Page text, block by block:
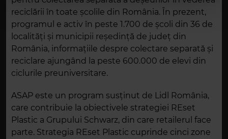
reciclării în toate școlile din România. În prezent,
programul e activ în peste 1.700 de școli din 36 de
localități și municipii reședință de județ din
România, informațiile despre colectare separată și
reciclare ajungând la peste 600.000 de elevi din
ciclurile preuniversitare.
ASAP este un program susținut de Lidl România,
care contribuie la obiectivele strategiei REset
Plastic a Grupului Schwarz, din care retailerul face
parte. Strategia REset Plastic cuprinde cinci zone